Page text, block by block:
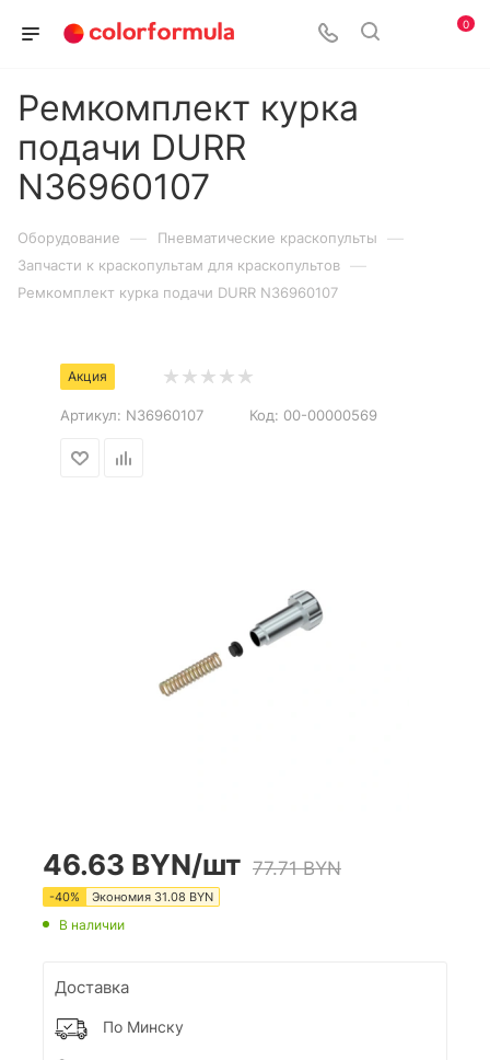
0
Ремкомплект курка
подачи DURR
N36960107
Оборудование — Пневматические краскопульты —
Запчасти к краскопультам для краскопультов —
Ремкомплект курка подачи DURR N36960107
Акция
Артикул: N36960107 Код: 00-00000569
46.63 BYN/шт 77.71BYN
-40% Экономия 31.08 BYN
В наличии
Доставка
По Минску